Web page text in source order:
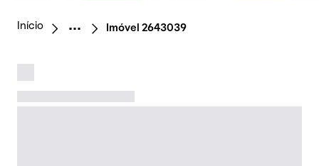
Início Imóvel 2643039